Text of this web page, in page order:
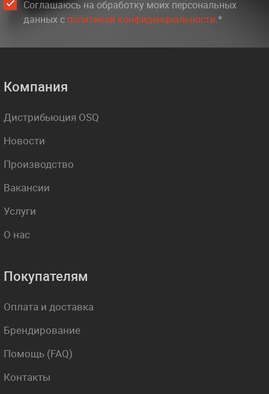
Соглашаюсь на обработку моих персональных
данных c политикой конфиденциальности.*
Компания
Дистрибьюция OSQ
Новости
Производство
Вакансии
Услуги
О нас
Покупателям
Оплата и доставка
Брендирование
Помощь (FAQ)
Контакты